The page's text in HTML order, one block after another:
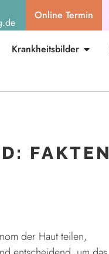
Online Termin
Krankheitsbilder
FAKTEN
der Haut teilen,